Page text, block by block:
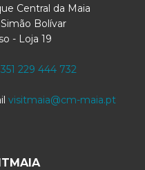
Central da Maia
Bolívar
- Loja 19
229 444 732
visitmaia@cm-maia.pt